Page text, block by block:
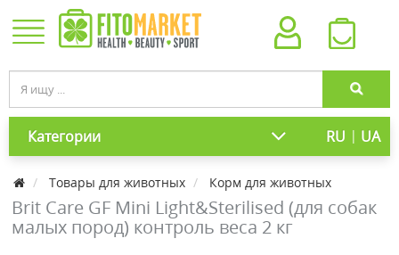
Категории RU | UA
Товары для животных Корм для животных
Brit Care GF Mini Light&Sterilised (для собак
малых пород) контроль веса 2 кг